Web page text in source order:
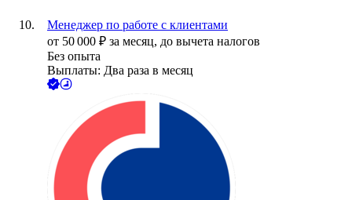
Менеджер по работе с клиентами
от 50 000 ₽ за месяц, до вычета налогов
Без опыта
Выплаты: Два раза в месяц